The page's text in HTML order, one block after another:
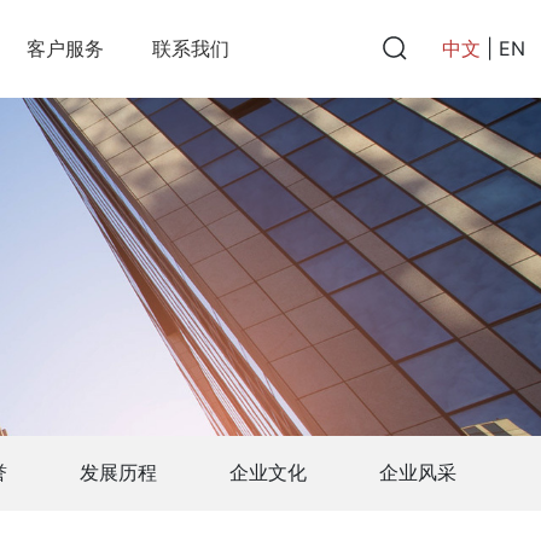
客户服务 联系我们 中文 EN
发展历程 企业文化 企业风采